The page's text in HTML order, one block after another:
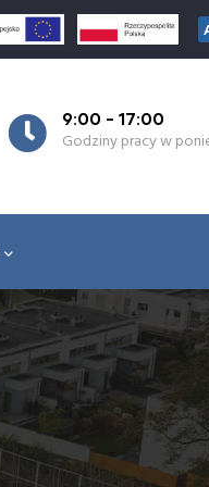
9:00 - 17:00
Godziny pracy w